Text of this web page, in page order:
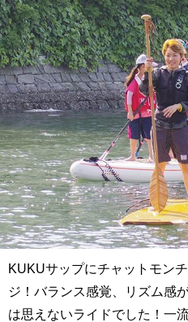
KUKUサップにチャットモン
ジ！バランス感覚、リズム感
は思えないライドでした！一